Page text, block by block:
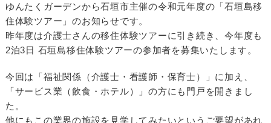
ゆんたくガーデンから石垣市主催の令和元年度の「石垣島移
住体験ツアー」のお知らせです。
昨年度は介護士さんの移住体験ツアーに引き続き、今年度も
2泊3日 石垣島移住体験ツアーの参加者を募集いたします。
今回は「福祉関係（介護士・看護師・保育士）」に加え、
「サービス業（飲食・ホテル）」の方にも門戸を開きまし
た。
他にもこの業界の施設を見学してみたいというご要望があれ